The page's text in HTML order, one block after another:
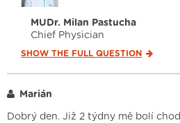
MUDr. Milan Pastucha
Chief Physician
SHOW THE FULL QUESTION
Marián
Dobrý den. Již 2 týdny mě bolí